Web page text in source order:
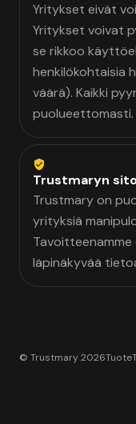
Yritykset eivät
Yritykset voivat
se rikkoo
henkilökohtaisia
väärä). Kaikki
puolueettomasti.
Trustmaryn
Trustmary on
yrityksiä
läpinäkyvää
© Trustmary 2026Tuote